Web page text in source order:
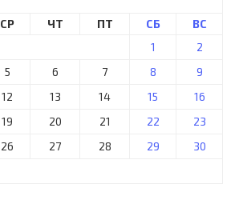
СР ЧТ ПТ СБ
ВС
1
2
5 6 7 8
9
12 13 14 15
16
19 20 21 22
23
26 27 28 29
30